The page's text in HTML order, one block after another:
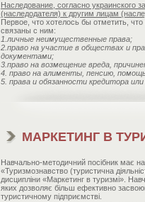
Наследование, согласно украинского
(наследодателя) к другим лицам
Первое, что хотелось бы отметить,
связаны с ним:
1.личные неимущественные права;
2.право на участие в обществах и
документами;
3.право на возмещение вреда,
4. право на алименты, пенсию,
5. права и обязанности кредитора
МАРКЕТИНГ В
Навчально-методичний посібник має
«Туризмознавство (туристична
дисципліни «Маркетинг в туризмі».
яких дозволяє більш ефективно
туристичному підприємстві.